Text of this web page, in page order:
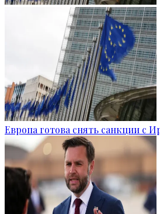
Европа готова снять санкции с